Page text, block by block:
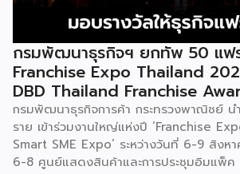
กรมพัฒนาธุรกิจฯ ยกทัพ 50 แฟ
Franchise Expo Thailand
DBD Thailand Franchise
กรมพัฒนาธุรกิจการค้า กระทรวงพาณิชย์ น
ราย เข้าร่วมงานใหญ่แห่งปี ‘Franchise
Smart SME Expo’ ระหว่างวันที่ 6-9 สิง
6-8 ศูนย์แสดงสินค้าและการประชุมอิมแพ็ค